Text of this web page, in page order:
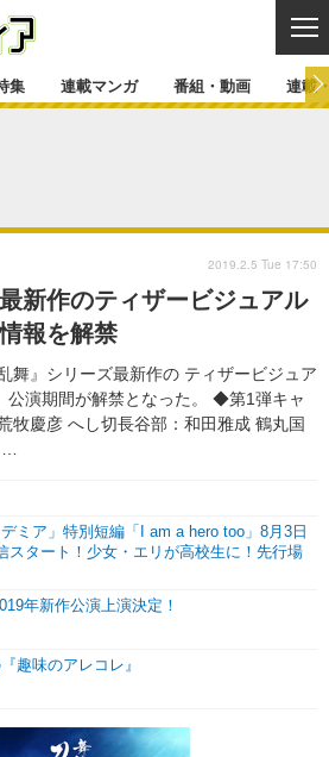
マンガ
コスプレ
新帝スタ
カバー
連載一覧
コラム
せ
集 連載マンガ 番組・動画 連載
新作のティザービジュアル
報を解禁
舞』シリーズ最新作の ティザービジュア
公演期間が解禁となった。 ◆第1弾キャ
牧慶彦 へし切長谷部：和田雅成 鶴丸国
デミア」特別短編「I am a hero too」8月3日
スタート！少女・エリが高校生に！先行場
年新作公演上演決定！
趣味のアレコレ』
2019.2.5 Tue 17:50